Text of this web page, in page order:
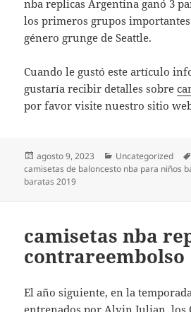
nba replicas Argentina ganó 3
los primeros grupos
género grunge de Seattle.
Cuando le gustó este artículo
gustaría recibir detalles sobre
por favor visite nuestro sitio
Publicado
el
agosto 9, 2023 Categorías
Uncategorized
camisetas de baloncesto nba para niños
baratas 2019
camisetas nba
contrareembolso
El año siguiente, en la
entrenados por Alvin Julian, los